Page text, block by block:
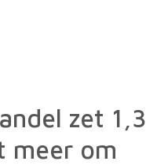
zet 1,3
meer om